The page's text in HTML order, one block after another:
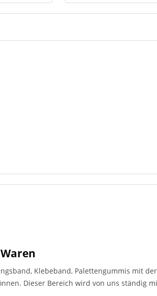
Klebeband, Palettengummis mit
Dieser Bereich wird von uns ständig